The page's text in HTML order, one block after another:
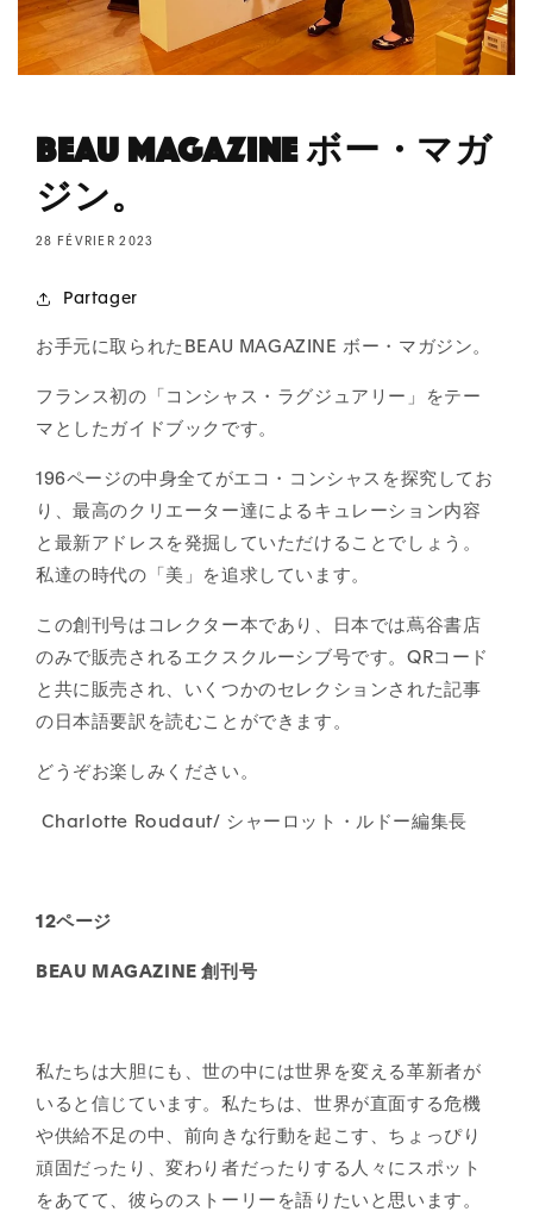
BEAU MAGAZINE ボー・マガ
ジン。
28 FÉVRIER 2023
Partager
お手元に取られたBEAU MAGAZINE ボー・マガジン。
フランス初の「コンシャス・ラグジュアリー」をテー
マとしたガイドブックです。
196ページの中身全てがエコ・コンシャスを探究してお
り、最高のクリエーター達によるキュレーション内容
と最新アドレスを発掘していただけることでしょう。
私達の時代の「美」を追求しています。
この創刊号はコレクター本であり、日本では蔦谷書店
のみで販売されるエクスクルーシブ号です。QRコード
と共に販売され、いくつかのセレクションされた記事
の日本語要訳を読むことができます。
どうぞお楽しみください。
Charlotte Roudaut/ シャーロット・ルドー編集長
12ページ
BEAU MAGAZINE 創刊号
私たちは大胆にも、世の中には世界を変える革新者が
いると信じています。私たちは、世界が直面する危機
や供給不足の中、前向きな行動を起こす、ちょっぴり
頑固だったり、変わり者だったりする人々にスポット
をあてて、彼らのストーリーを語りたいと思います。